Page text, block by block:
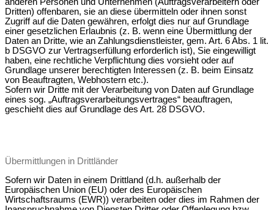
Dritten) offenbaren, sie an diese übermitteln oder ihnen sonst
Zugriff auf die Daten gewähren, erfolgt dies nur auf Grundlage
einer gesetzlichen Erlaubnis (z. B. wenn eine Übermittlung der
Daten an Dritte, wie an Zahlungsdienstleister, gem. Art. 6 Abs. 1 lit.
b DSGVO zur Vertragserfüllung erforderlich ist), Sie eingewilligt
haben, eine rechtliche Verpflichtung dies vorsieht oder auf
Grundlage unserer berechtigten Interessen (z. B. beim Einsatz
von Beauftragten, Webhostern etc.).
Sofern wir Dritte mit der Verarbeitung von Daten auf Grundlage
eines sog. „Auftragsverarbeitungsvertrages“ beauftragen,
geschieht dies auf Grundlage des Art. 28 DSGVO.
Übermittlungen in Drittländer
Sofern wir Daten in einem Drittland (d.h. außerhalb der
Europäischen Union (EU) oder des Europäischen
Wirtschaftsraums (EWR)) verarbeiten oder dies im Rahmen der